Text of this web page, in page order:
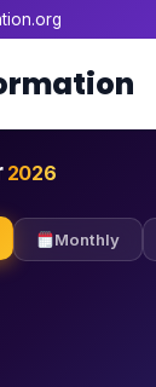
2026
Monthly